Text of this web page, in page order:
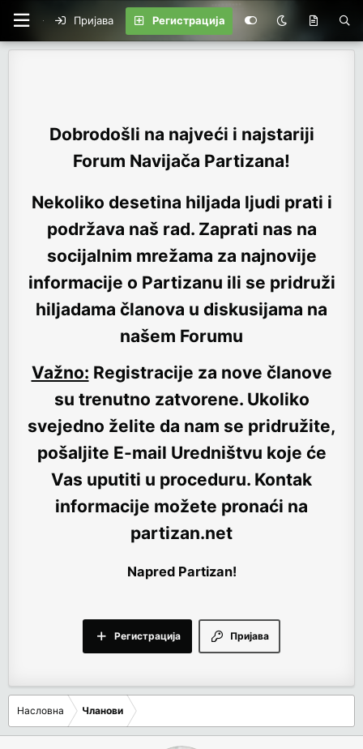
Пријава Регистрација
Dobrodošli na najveći i najstariji
Forum Navijača Partizana!
Nekoliko desetina hiljada ljudi prati i
podržava naš rad. Zaprati nas na
socijalnim mrežama za najnovije
informacije o Partizanu ili se pridruži
hiljadama članova u diskusijama na
našem Forumu
Važno: Registracije za nove članove
su trenutno zatvorene. Ukoliko
svejedno želite da nam se pridružite,
pošaljite E-mail Uredništvu koje će
Vas uputiti u proceduru. Kontak
informacije možete pronaći na
partizan.net
Napred Partizan!
Пријава
Регистрација
Насловна Чланови